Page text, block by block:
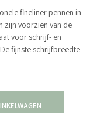
fineliner pennen in
zijn voorzien van de
voor schrijf- en
fijnste schrijfbreedte